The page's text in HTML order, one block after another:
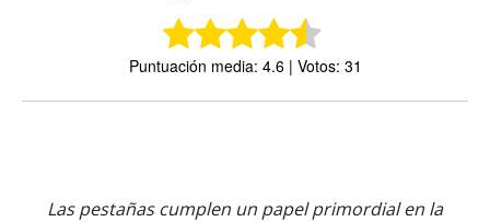
Puntuación media: 4.6 | Votos: 31
Las pestañas cumplen un papel primordial en la